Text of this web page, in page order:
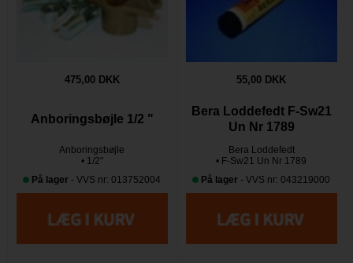
475,00 DKK
Anboringsbøjle 1/2 "
Anboringsbøjle
• 1/2"
På lager - VVS nr: 013752004
55,00 DKK
Bera Loddefedt F-Sw21
Un Nr 1789
Bera Loddefedt
• F-Sw21 Un Nr 1789
På lager - VVS nr: 043219000